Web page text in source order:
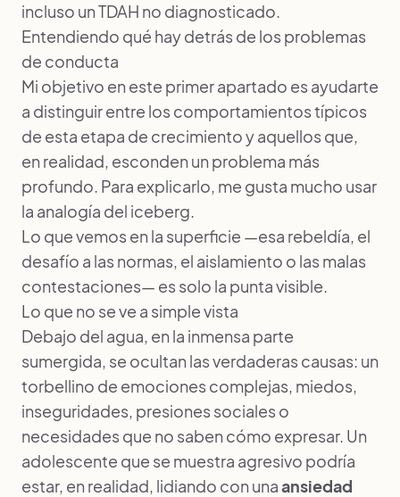
incluso un TDAH no diagnosticado.
Entendiendo qué hay detrás de los problemas
de conducta
Mi objetivo en este primer apartado es ayudarte
a distinguir entre los comportamientos típicos
de esta etapa de crecimiento y aquellos que,
en realidad, esconden un problema más
profundo. Para explicarlo, me gusta mucho usar
la analogía del iceberg.
Lo que vemos en la superficie —esa rebeldía, el
desafío a las normas, el aislamiento o las malas
contestaciones— es solo la punta visible.
Lo que no se ve a simple vista
Debajo del agua, en la inmensa parte
sumergida, se ocultan las verdaderas causas: un
torbellino de emociones complejas, miedos,
inseguridades, presiones sociales o
necesidades que no saben cómo expresar. Un
adolescente que se muestra agresivo podría
estar, en realidad, lidiando con unaansiedad